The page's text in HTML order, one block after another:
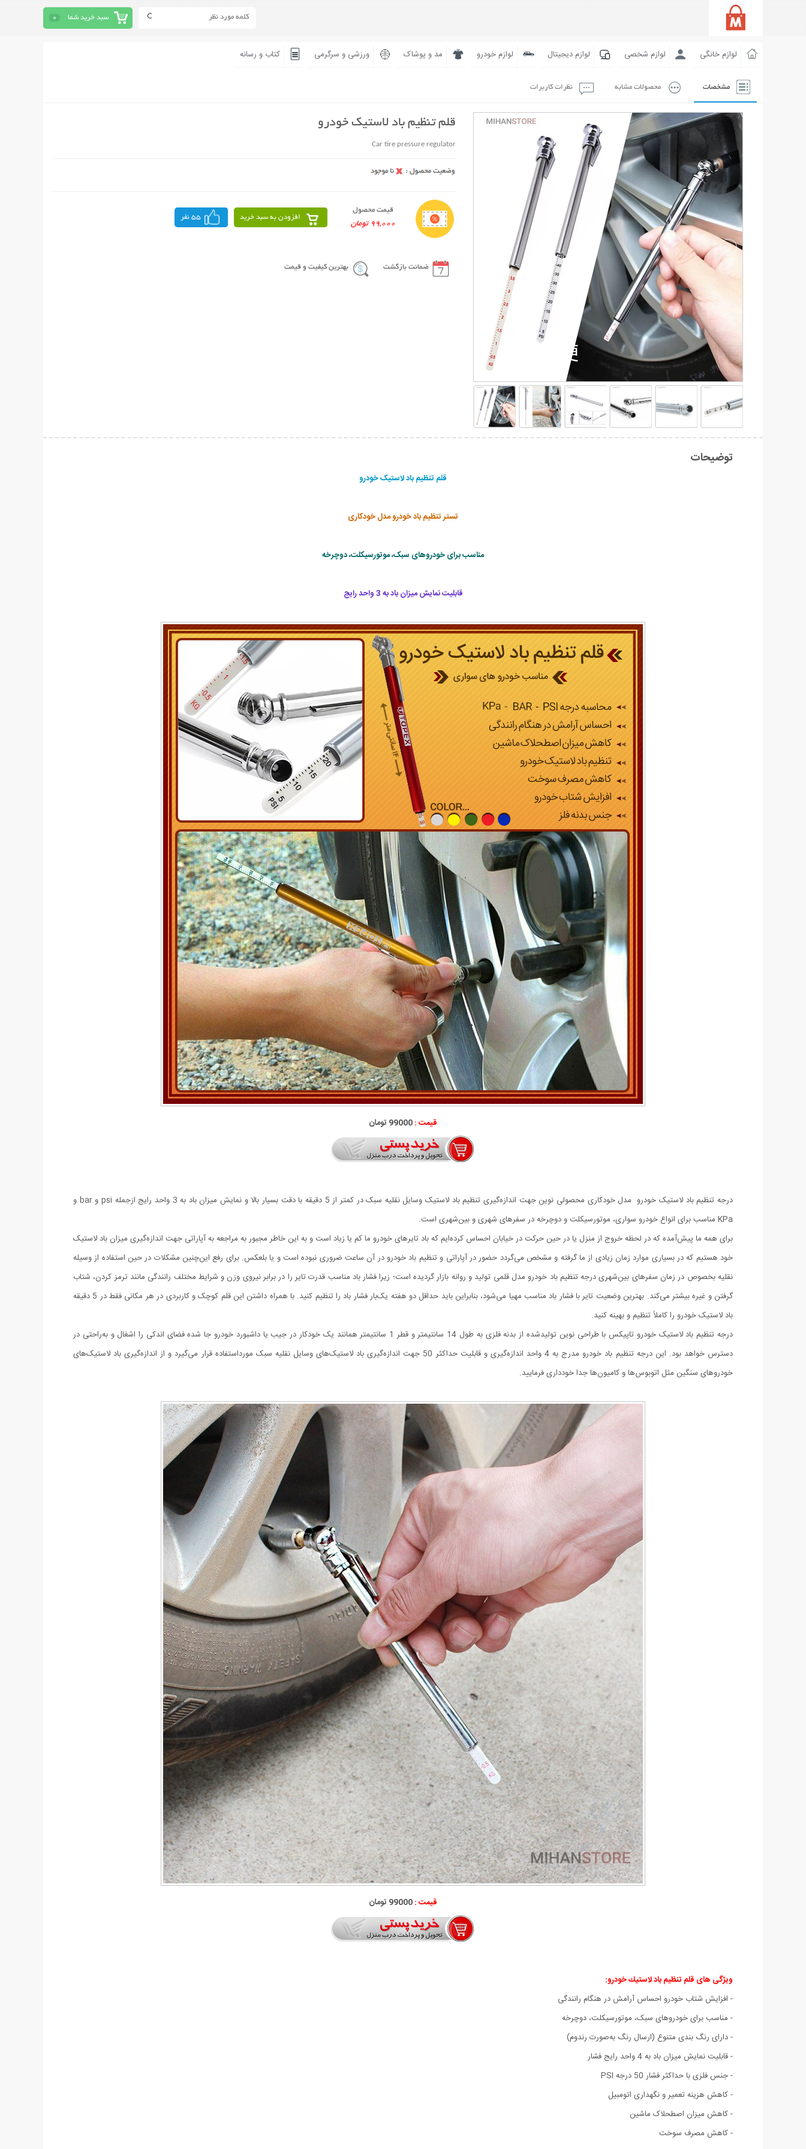
سبد خرید شما 0
لوازم خانگی لوازم شخصی لوازم دیجیتال لوازم خودرو مد و پوشاک ورزشی و سرگرمی کتاب و رسانه
مشخصات محصولات مشابه نظرات کاربرات
قلم تنظیم باد لاستیک خودرو
Car tire pressure regulator
قیمت محصول
99,000 تومان
افزودن به سبد خرید 55 نفر
ضمانت بازگشت بهترین کیفیت و قیمت
توضیحات
قلم تنظیم باد لاستیک خودرو
تستر تنظیم باد خودرو مدل خودکاری
مناسب برای خودروهای سبک، موتورسیکلت، دوچرخه
قابلیت نمایش میزان باد به 3 واحد رایج
قیمت :99000 تومان
درجه تنظیم باد لاستیک خودرو مدل خودکاری محصولی نوین جهت اندازه‌گیری تنظیم باد لاستیک وسایل نقلیه سبک در کمتر از 5 دقیقه با دقت بسیار بالا و نمایش میزان باد به 3 واحد رایج ازجمله psi و bar و
KPa مناسب برای انواع خودرو سواری، موتورسیکلت و دوچرخه در سفرهای شهری و بین‌شهری است.
برای همه ما پیش‌آمده که در لحظه خروج از منزل یا در حین حرکت در خیابان احساس کرده‌ایم که باد تایرهای خودرو ما کم یا زیاد است و به این خاطر مجبور به مراجعه به آپاراتی جهت اندازه‌گیری میزان باد لاستیک
خود هستیم که در بسیاری موارد زمان زیادی از ما گرفته و مشخص می‌گردد حضور در آپاراتی و تنظیم باد خودرو در آن ساعت ضروری نبوده است و یا بلعکس. برای رفع این‌چنین مشکلات در حین استفاده از وسیله
نقلیه بخصوص در زمان سفرهای بین‌شهری درجه تنظیم باد خودرو مدل قلمی تولید و روانه بازار گردیده است؛ زیرا فشار باد مناسب قدرت تایر را در برابر نیروی وزن و شرایط مختلف رانندگی مانند ترمز کردن، شتاب
گرفتن و غیره بیشتر می‌کند. بهترین وضعیت تایر با فشار باد مناسب مهیا می‌شود، بنابراین باید حداقل دو هفته یک‌بار فشار باد را تنظیم کنید. با همراه داشتن این قلم کوچک و کاربردی در هر مکانی فقط در 5 دقیقه
باد لاستیک خودرو را کاملاً تنظیم و بهینه کنید.
درجه تنظیم باد لاستیک خودرو تاپیکس با طراحی نوین تولیدشده از بدنه فلزی به طول 14 سانتیمتر و قطر 1 سانتیمتر همانند یک خودکار در جیب یا داشبورد خودرو جا شده فضای اندکی را اشغال و به‌راحتی در
دسترس خواهد بود. این درجه تنظیم باد خودرو مدرج به 4 واحد اندازه‌گیری و قابلیت حداکثر 50 جهت اندازه‌گیری باد لاستیک‌های وسایل نقلیه سبک مورداستفاده قرار می‌گیرد و از اندازه‌گیری باد لاستیک‌های
خودروهای سنگین مثل اتوبوس‌ها و کامیون‌ها جدا خودداری فرمایید.
قیمت :99000 تومان
ویژگی های قلم تنظیم باد لاستيك خودرو:
- افزایش شتاب خودرو احساس آرامش در هنگام رانندگی
- مناسب برای خودروهای سبک، موتورسیکلت، دوچرخه
- دارای رنگ بندی متنوع (ارسال رنگ به‌صورت رندوم)
- قابلیت نمایش میزان باد به 4 واحد رایج فشار
- جنس فلزی با حداکثر فشار 50 درجه PSI
- کاهش هزینه تعمیر و نگهداری اتومبیل
- کاهش میزان اصطحلاک ماشین
- کاهش مصرف سوخت